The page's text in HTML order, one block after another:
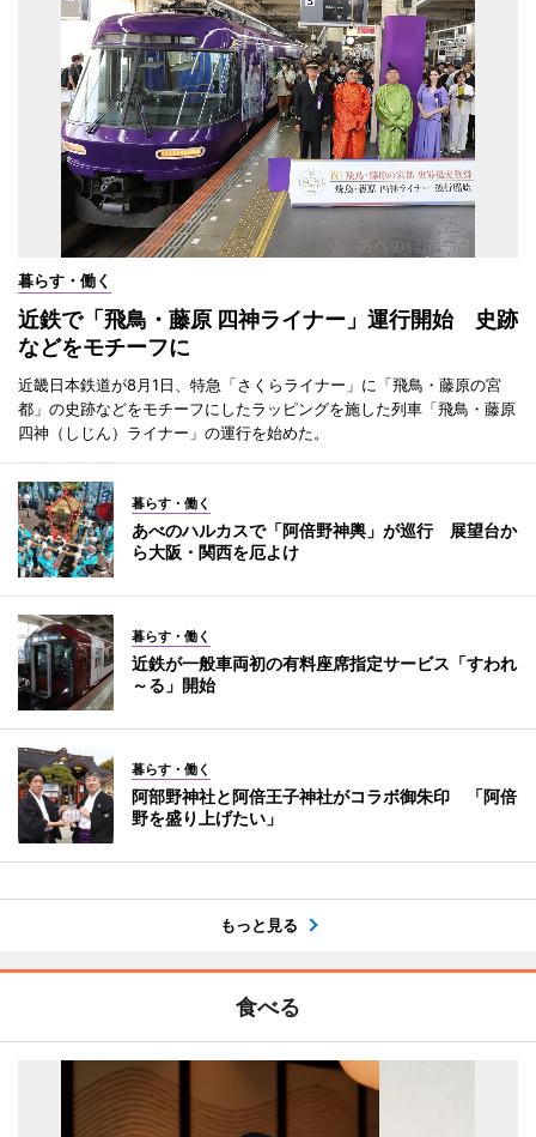
暮らす・働く
近鉄で「飛鳥・藤原 四神ライナー」運行開始 史跡
などをモチーフに
近畿日本鉄道が8月1日、特急「さくらライナー」に「飛鳥・藤原の宮
都」の史跡などをモチーフにしたラッピングを施した列車「飛鳥・藤原
四神（しじん）ライナー」の運行を始めた。
暮らす・働く
あべのハルカスで「阿倍野神輿」が巡行 展望台か
ら大阪・関西を厄よけ
暮らす・働く
近鉄が一般車両初の有料座席指定サービス「すわれ
～る」開始
暮らす・働く
阿部野神社と阿倍王子神社がコラボ御朱印 「阿倍
野を盛り上げたい」
もっと見る
食べる